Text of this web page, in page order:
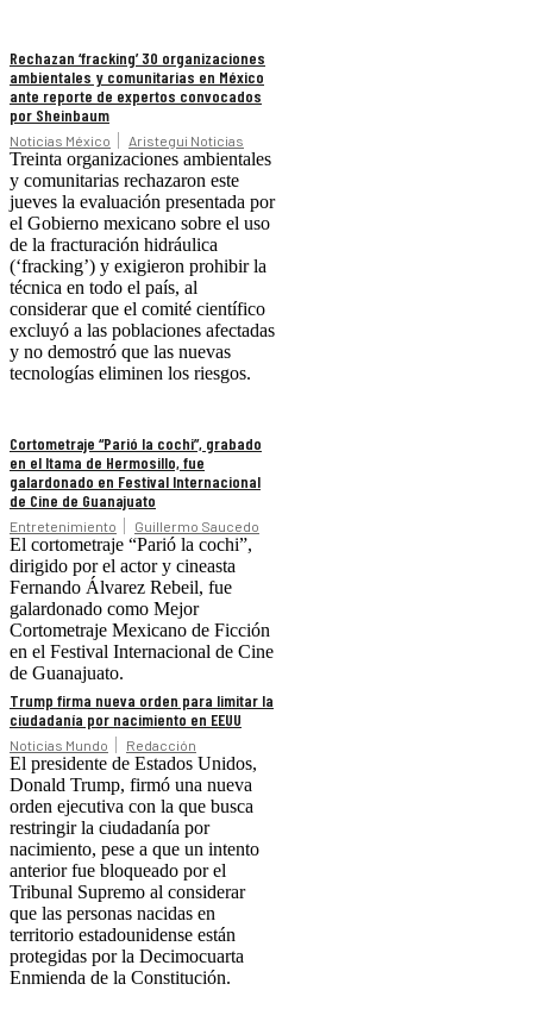
Rechazan ‘fracking’ 30 organizaciones
ambientales y comunitarias en México
ante reporte de expertos convocados
por Sheinbaum
Noticias México Aristegui Noticias
Treinta organizaciones ambientales
y comunitarias rechazaron este
jueves la evaluación presentada por
el Gobierno mexicano sobre el uso
de la fracturación hidráulica
(‘fracking’) y exigieron prohibir la
técnica en todo el país, al
considerar que el comité científico
excluyó a las poblaciones afectadas
y no demostró que las nuevas
tecnologías eliminen los riesgos.
Cortometraje “Parió la cochi”, grabado
en el Itama de Hermosillo, fue
galardonado en Festival Internacional
de Cine de Guanajuato
Entretenimiento Guillermo Saucedo
El cortometraje “Parió la cochi”,
dirigido por el actor y cineasta
Fernando Álvarez Rebeil, fue
galardonado como Mejor
Cortometraje Mexicano de Ficción
en el Festival Internacional de Cine
de Guanajuato.
Trump firma nueva orden para limitar la
ciudadanía por nacimiento en EEUU
Noticias Mundo Redacción
El presidente de Estados Unidos,
Donald Trump, firmó una nueva
orden ejecutiva con la que busca
restringir la ciudadanía por
nacimiento, pese a que un intento
anterior fue bloqueado por el
Tribunal Supremo al considerar
que las personas nacidas en
territorio estadounidense están
protegidas por la Decimocuarta
Enmienda de la Constitución.